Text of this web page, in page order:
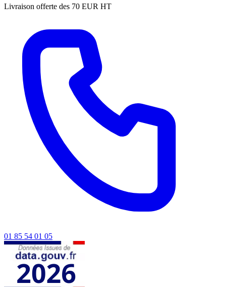
Livraison offerte des 70 EUR HT
01 85 54 01 05